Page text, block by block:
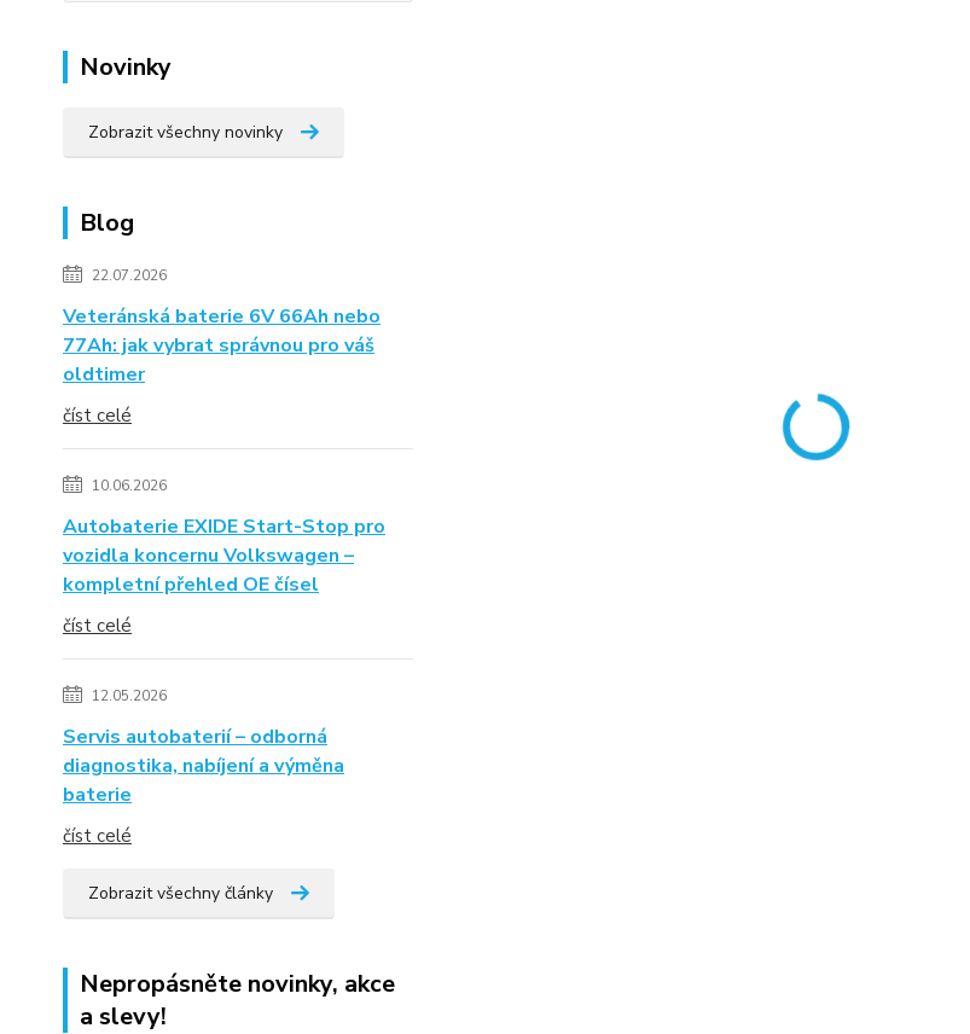
Novinky
Zobrazit všechny novinky
Blog
22.07.2026
Veteránská baterie 6V 66Ah nebo
77Ah: jak vybrat správnou pro váš
oldtimer
číst celé
10.06.2026
Autobaterie EXIDE Start-Stop pro
vozidla koncernu Volkswagen –
kompletní přehled OE čísel
číst celé
12.05.2026
Servis autobaterií – odborná
diagnostika, nabíjení a výměna
baterie
číst celé
Zobrazit všechny články
Nepropásněte novinky, akce
a slevy!